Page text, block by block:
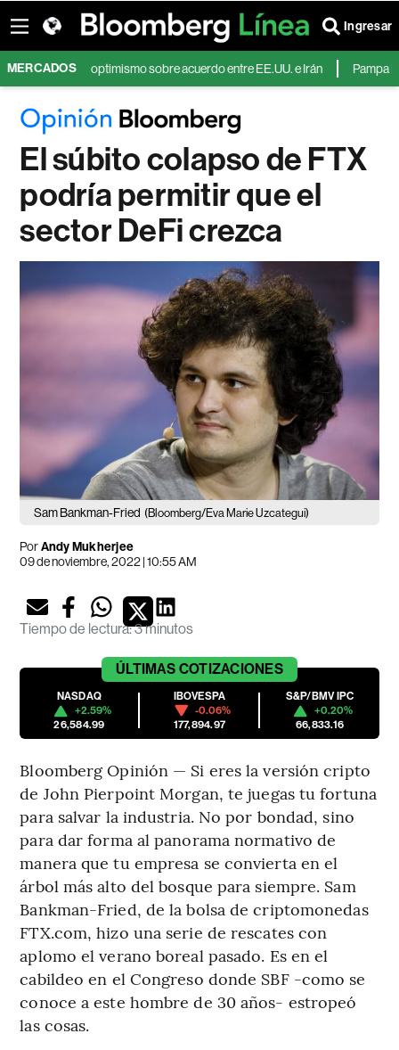
Ingresar
MERCADOS
por optimismo sobre acuerdo entre EE.UU. e Irán Pampa
El súbito colapso de FTX
podría permitir que el
sector DeFi crezca
Sam Bankman-Fried (Bloomberg/Eva Marie Uzcategui)
PorAndy Mukherjee
09 de noviembre, 2022 | 10:55 AM
Tiempo de lectura:3 minutos
ÚLTIMAS COTIZACIONES
NASDAQ
+2.59%
26,584.99
IBOVESPA
-0.06%
177,894.97
S&P/BMV IPC
+0.20%
66,833.16
Bloomberg Opinión — Si eres la versión cripto
de John Pierpoint Morgan, te juegas tu fortuna
para salvar la industria. No por bondad, sino
para dar forma al panorama normativo de
manera que tu empresa se convierta en el
árbol más alto del bosque para siempre. Sam
Bankman-Fried, de la bolsa de criptomonedas
FTX.com, hizo una serie de rescates con
aplomo el verano boreal pasado. Es en el
cabildeo en el Congreso donde SBF -como se
conoce a este hombre de 30 años- estropeó
las cosas.